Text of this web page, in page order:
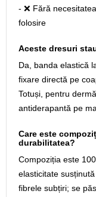
- ❌ Fără
folosire
Aceste dresuri
Da, banda elastică
fixare directă pe
Totuși, pentru
antiderapantă pe
Care este
durabilitatea?
Compoziția este
elasticitate
fibrele subțiri; se